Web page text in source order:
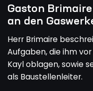
Gaston
an den
Herr Brimaire
Aufgaben, die ihm
Kayl oblagen, sowie
als Baustellenleiter.